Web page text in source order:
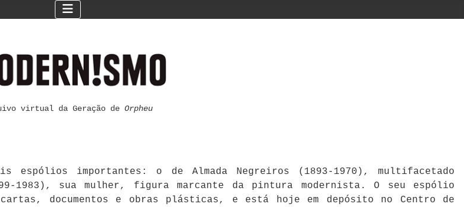
virtual da Geração de Orpheu
importantes: o de Almada Negreiros (1893-1970), multifacetado
sua mulher, figura marcante da pintura modernista. O seu espólio
documentos e obras plásticas, e está hoje em depósito no Centro de